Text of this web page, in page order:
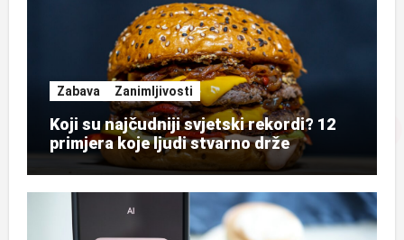
Zabava Zanimljivosti
Koji su najčudniji svjetski rekordi? 12
primjera koje ljudi stvarno drže